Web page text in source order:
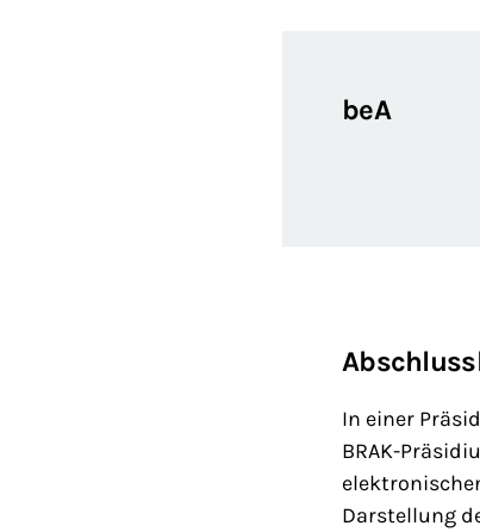
beA
In einer
BRAK-
Darstellung